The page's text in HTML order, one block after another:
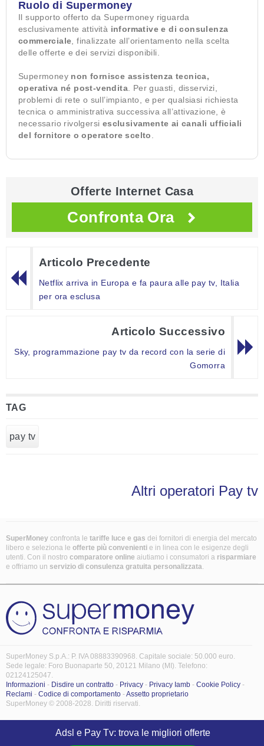
Ruolo di Supermoney
Il supporto offerto da Supermoney riguarda
esclusivamente attività informative e di consulenza
commerciale , finalizzate all’orientamento nella scelta
delle offerte e dei servizi disponibili.
Supermoney non fornisce assistenza tecnica,
operativa né post-vendita . Per guasti, disservizi,
problemi di rete o sull’impianto, e per qualsiasi richiesta
tecnica o amministrativa successiva all’attivazione, è
necessario rivolgersi esclusivamente ai canali ufficiali
del fornitore o operatore scelto
Offerte Internet Casa
Confronta Ora
Articolo Precedente
Netflix arriva in Europa e fa paura alle pay tv, Italia
per ora esclusa
Articolo Successivo
Sky, programmazione pay tv da record con la serie di
Gomorra
TAG
pay tv
Altri operatori Pay tv
SuperMoney confronta le tariffe luce e gas dei fornitori di energia del mercato
libero e seleziona le offerte più convenienti e in linea con le esigenze degli
utenti. Con il nostro comparatore online aiutiamo i consumatori a risparmiare
e offriamo un servizio di consulenza gratuita personalizzata
SuperMoney S.p.A.: P. IVA 08883390968. Capitale sociale: 50.000 euro.
Sede legale: Foro Buonaparte 50, 20121 Milano (MI). Telefono:
02124125047.
Informazioni - Disdire un contratto - Privacy - Privacy Iamb - Cookie Policy -
Reclami - Codice di comportamento -Assetto proprietario
SuperMoney © 2008-2028. Diritti riservati.
Adsl e Pay Tv: trova le migliori offerte